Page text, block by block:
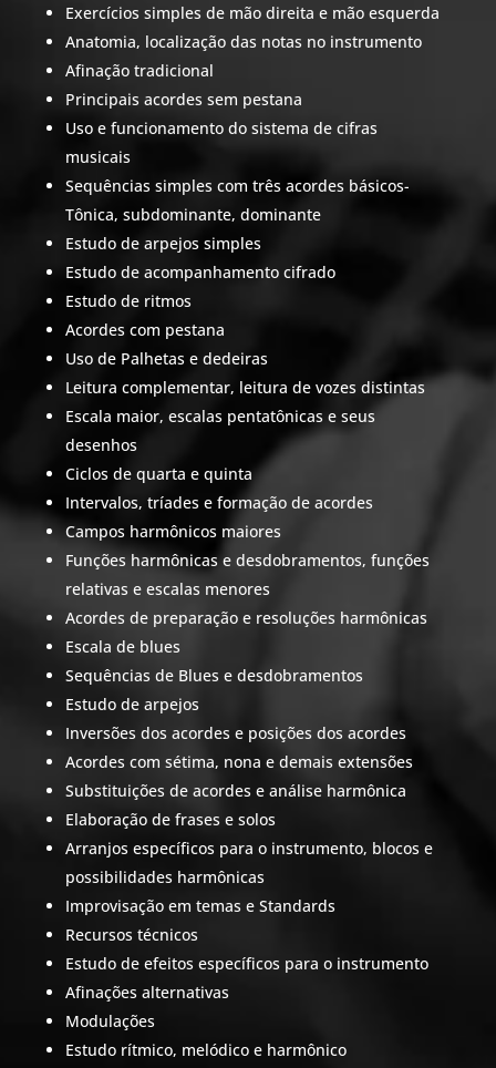
Exercícios simples de mão direita e mão esquerda
Anatomia, localização das notas no instrumento
Afinação tradicional
Principais acordes sem pestana
Uso e funcionamento do sistema de cifras
musicais
Sequências simples com três acordes básicos-
Tônica, subdominante, dominante
Estudo de arpejos simples
Estudo de acompanhamento cifrado
Estudo de ritmos
Acordes com pestana
Uso de Palhetas e dedeiras
Leitura complementar, leitura de vozes distintas
Escala maior, escalas pentatônicas e seus
desenhos
Ciclos de quarta e quinta
Intervalos, tríades e formação de acordes
Campos harmônicos maiores
Funções harmônicas e desdobramentos, funções
relativas e escalas menores
Acordes de preparação e resoluções harmônicas
Escala de blues
Sequências de Blues e desdobramentos
Estudo de arpejos
Inversões dos acordes e posições dos acordes
Acordes com sétima, nona e demais extensões
Substituições de acordes e análise harmônica
Elaboração de frases e solos
Arranjos específicos para o instrumento, blocos e
possibilidades harmônicas
Improvisação em temas e Standards
Recursos técnicos
Estudo de efeitos específicos para o instrumento
Afinações alternativas
Modulações
Estudo rítmico, melódico e harmônico